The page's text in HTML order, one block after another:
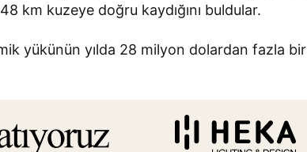
km kuzeye doğru kaydığını buldular.
yükünün yılda 28 milyon dolardan fazla bir